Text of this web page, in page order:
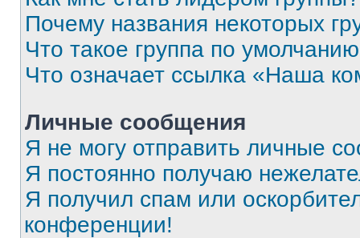
Почему названия некоторых
Что такое группа по
Что означает ссылка «Наша
Личные сообщения
Я не могу отправить личные
Я постоянно получаю
Я получил спам или
конференции!